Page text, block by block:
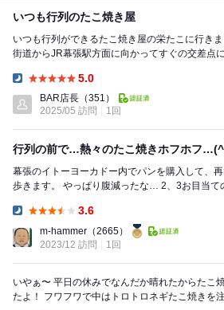
いつも行列のたこ焼き屋
いつも行列ができるたこ焼き屋の栄たこに行きました！ 国道14
街道からJR幕張駅方面に向かってすぐの交差点にあります
5.0
BAR店長 （351）
2025/05 訪問
1回
行列の前で…熱々のたこ焼きホフホフ
幕張のイトーヨーカドー内でパンを購入して、
歩きます。 やっぱり腹減ったな… 2、3お目当ての中華屋さんも近くにあ
3.6
m-hammer （2665）
2023/12 訪問
1回
いやぁ〜 平日の休みでなんだか晴れたからたこ焼きとお酒を楽しみまし
たよ！ フワフワで中はトロトロネギたこ焼きを注文しました。 晴れた日